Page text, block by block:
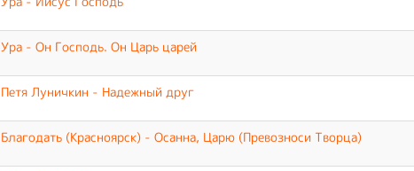
Ура - Он Господь. Он Царь царей
Петя Луничкин - Надежный друг
Благодать (Красноярск) - Осанна, Царю (Превозноси Творца)